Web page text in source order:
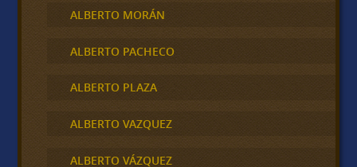
ALBERTO MORÁN
ALBERTO PACHECO
ALBERTO PLAZA
ALBERTO VAZQUEZ
ALBERTO VÁZQUEZ